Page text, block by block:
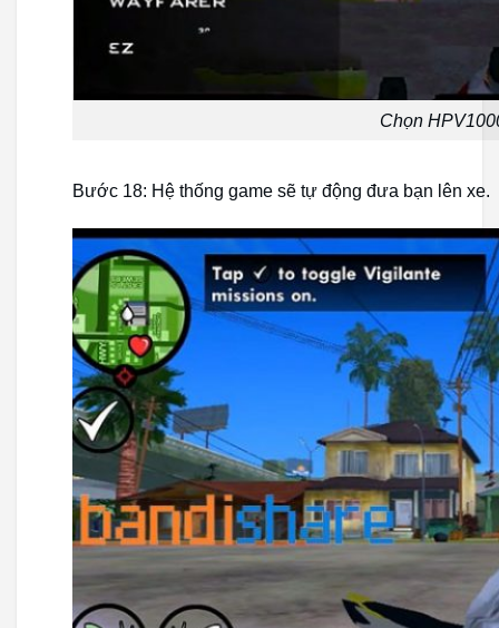
Chọn
Bước 18: Hệ thống game sẽ tự động đưa bạn lên xe.